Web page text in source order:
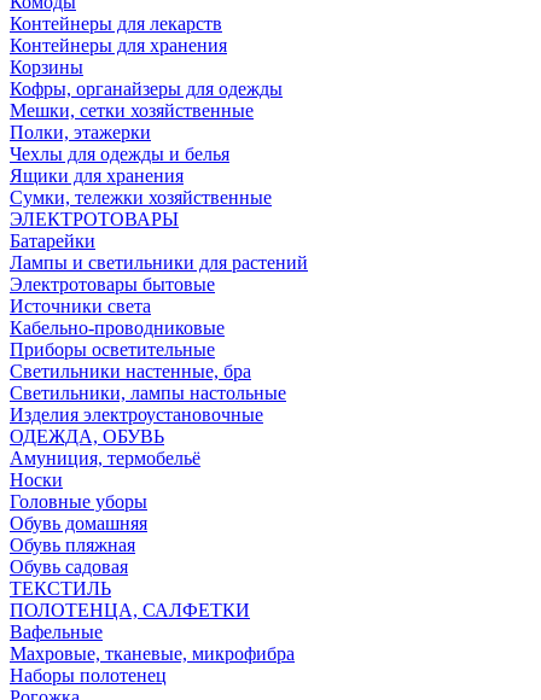
Контейнеры для лекарств
Контейнеры для хранения
Корзины
Кофры, органайзеры для одежды
Мешки, сетки хозяйственные
Полки, этажерки
Чехлы для одежды и белья
Ящики для хранения
Сумки, тележки хозяйственные
ЭЛЕКТРОТОВАРЫ
Батарейки
Лампы и светильники для растений
Электротовары бытовые
Источники света
Кабельно-проводниковые
Приборы осветительные
Светильники настенные, бра
Светильники, лампы настольные
Изделия электроустановочные
ОДЕЖДА, ОБУВЬ
Амуниция, термобельё
Носки
Головные уборы
Обувь домашняя
Обувь пляжная
Обувь садовая
ТЕКСТИЛЬ
ПОЛОТЕНЦА, САЛФЕТКИ
Вафельные
Махровые, тканевые, микрофибра
Наборы полотенец